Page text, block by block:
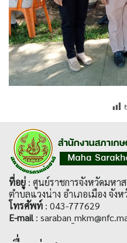
ที่อยู่ : ศูนย์ราชการจังหวัดมหา
ตำบลแวงน่าง อำเภอเมือง จัง
โทรศัพท์ : 043-777629
E-mail: